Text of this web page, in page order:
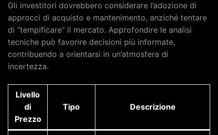
Gli investitori dovrebbero considerare l’adozione di
approcci di acquisto e mantenimento, anziché tentare
di “tempificare” il mercato. Approfondire le analisi
tecniche può favorire decisioni più informate,
contribuendo a orientarsi in un’atmosfera di
incertezza.
Livello
di
Prezzo
Tipo Descrizione